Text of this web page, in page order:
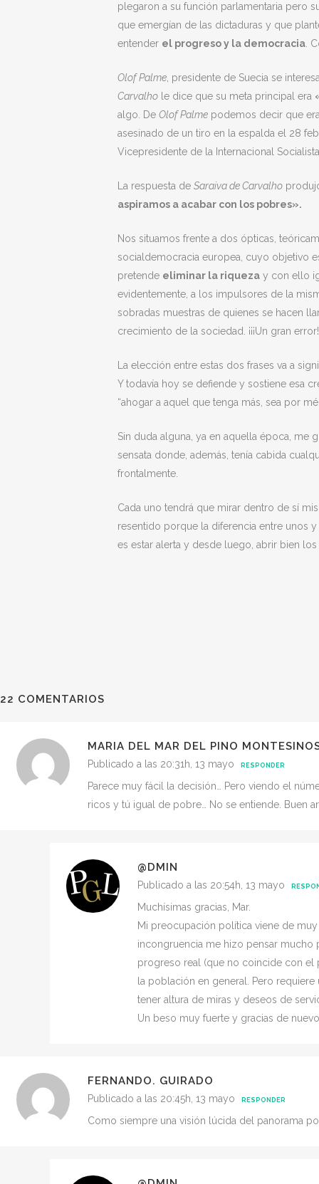
plegaron a su función parlamentaria pero
que emergían de las dictaduras y que
entender el progreso y la democracia .
Olof Palme , presidente de Suecia se
Carvalho le dice que su meta principal era
algo. De Olof Palme podemos decir que
asesinado de un tiro en la espalda el 28
Vicepresidente de la Internacional
La respuesta de Saraiva de Carvalho
aspiramos a acabar con los pobres».
Nos situamos frente a dos ópticas,
socialdemocracia europea, cuyo objetivo
pretende eliminar la riqueza y con ello
evidentemente, a los impulsores de la
sobradas muestras de quienes se hacen
crecimiento de la sociedad. ¡¡¡Un gran
La elección entre estas dos frases va a
Y todavía hoy se defiende y sostiene esa
“ahogar a aquel que tenga más, sea por
Sin duda alguna, ya en aquella época, me
sensata donde, además, tenía cabida
frontalmente.
Cada uno tendrá que mirar dentro de sí
resentido porque la diferencia entre unos
es estar alerta y desde luego, abrir bien
22 COMENTARIOS
MARIA DEL MAR DEL PINO
Publicado a las 20:31h, 13 mayo RESPONDER
Parece muy fácil la decisión… Pero viendo el
ricos y tú igual de pobre… No se entiende. Buen
@DMIN
Publicado a las 20:54h, 13 mayo
Muchísimas gracias, Mar.
Mi preocupación política viene de
incongruencia me hizo pensar mucho
progreso real (que no coincide con el
la población en general. Pero
tener altura de miras y deseos de
Un beso muy fuerte y gracias de
FERNANDO. GUIRADO
Publicado a las 20:45h, 13 mayo RESPONDER
Como siempre una visión lúcida del panorama